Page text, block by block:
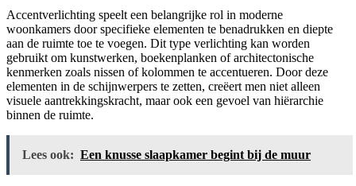
Accentverlichting speelt een belangrijke rol in moderne
woonkamers door specifieke elementen te benadrukken en diepte
aan de ruimte toe te voegen. Dit type verlichting kan worden
gebruikt om kunstwerken, boekenplanken of architectonische
kenmerken zoals nissen of kolommen te accentueren. Door deze
elementen in de schijnwerpers te zetten, creëert men niet alleen
visuele aantrekkingskracht, maar ook een gevoel van hiërarchie
binnen de ruimte.
Lees ook: Een knusse slaapkamer begint bij de muur